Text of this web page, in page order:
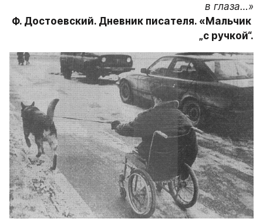
Ф. Достоевский. Дневник писателя. «Мальчик
„с ручкой“.